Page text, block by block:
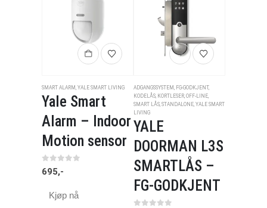
SMART ALARM , YALE SMART LIVING
Yale Smart
Alarm – Indoor
Motion sensor
0 av 5
695,-
Kjøp nå
ADGANGSSYSTEM , FG-GODKJENT,
KODELÅS, KORTLESER, OFF-LINE,
SMART LÅS, STANDALONE, YALE SMART
LIVING
YALE
DOORMAN L3S
SMARTLÅS –
FG-GODKJENT